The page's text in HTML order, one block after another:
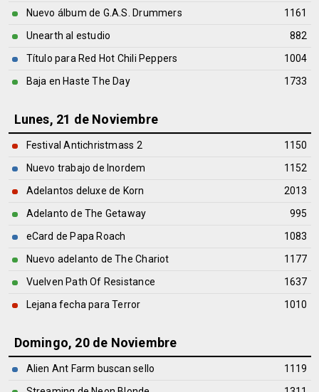
Nuevo álbum de G.A.S. Drummers
1161
Unearth al estudio
882
Título para Red Hot Chili Peppers
1004
Baja en Haste The Day
1733
Lunes, 21 de Noviembre
Festival Antichristmass 2
1150
Nuevo trabajo de Inordem
1152
Adelantos deluxe de Korn
2013
Adelanto de The Getaway
995
eCard de Papa Roach
1083
Nuevo adelanto de The Chariot
1177
Vuelven Path Of Resistance
1637
Lejana fecha para Terror
1010
Domingo, 20 de Noviembre
Alien Ant Farm buscan sello
1119